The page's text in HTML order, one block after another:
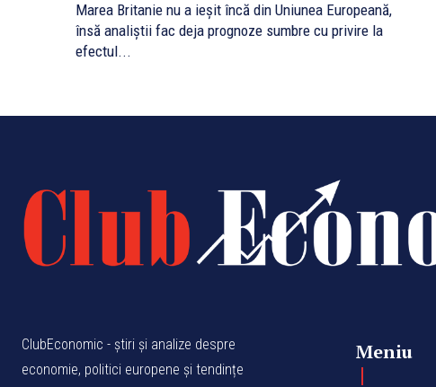
Marea Britanie nu a ieşit încă din Uniunea Europeană,
însă analiştii fac deja prognoze sumbre cu privire la
efectul...
ClubEconomic - știri și analize despre
economie, politici europene și tendințe
Meniu